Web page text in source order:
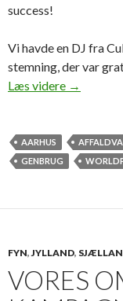
success!
Vi havde en DJ fra
stemning, der var
Læs videre Aarhus’
→
AARHUS
GENBRUG
FYN,JYLLAND,
VORES